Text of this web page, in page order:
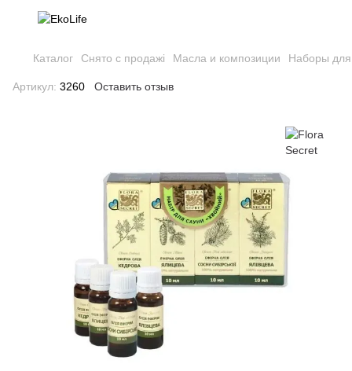
Каталог Снято с продажі Масла и композиции Наборы
Артикул: 3260 Оставить отзыв